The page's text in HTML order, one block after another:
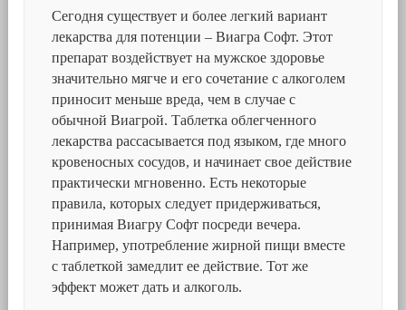
Сегодня существует и более легкий вариант
лекарства для потенции – Виагра Софт. Этот
препарат воздействует на мужское здоровье
значительно мягче и его сочетание с алкоголем
приносит меньше вреда, чем в случае с
обычной Виагрой. Таблетка облегченного
лекарства рассасывается под языком, где много
кровеносных сосудов, и начинает свое действие
практически мгновенно. Есть некоторые
правила, которых следует придерживаться,
принимая Виагру Софт посреди вечера.
Например, употребление жирной пищи вместе
с таблеткой замедлит ее действие. Тот же
эффект может дать и алкоголь.